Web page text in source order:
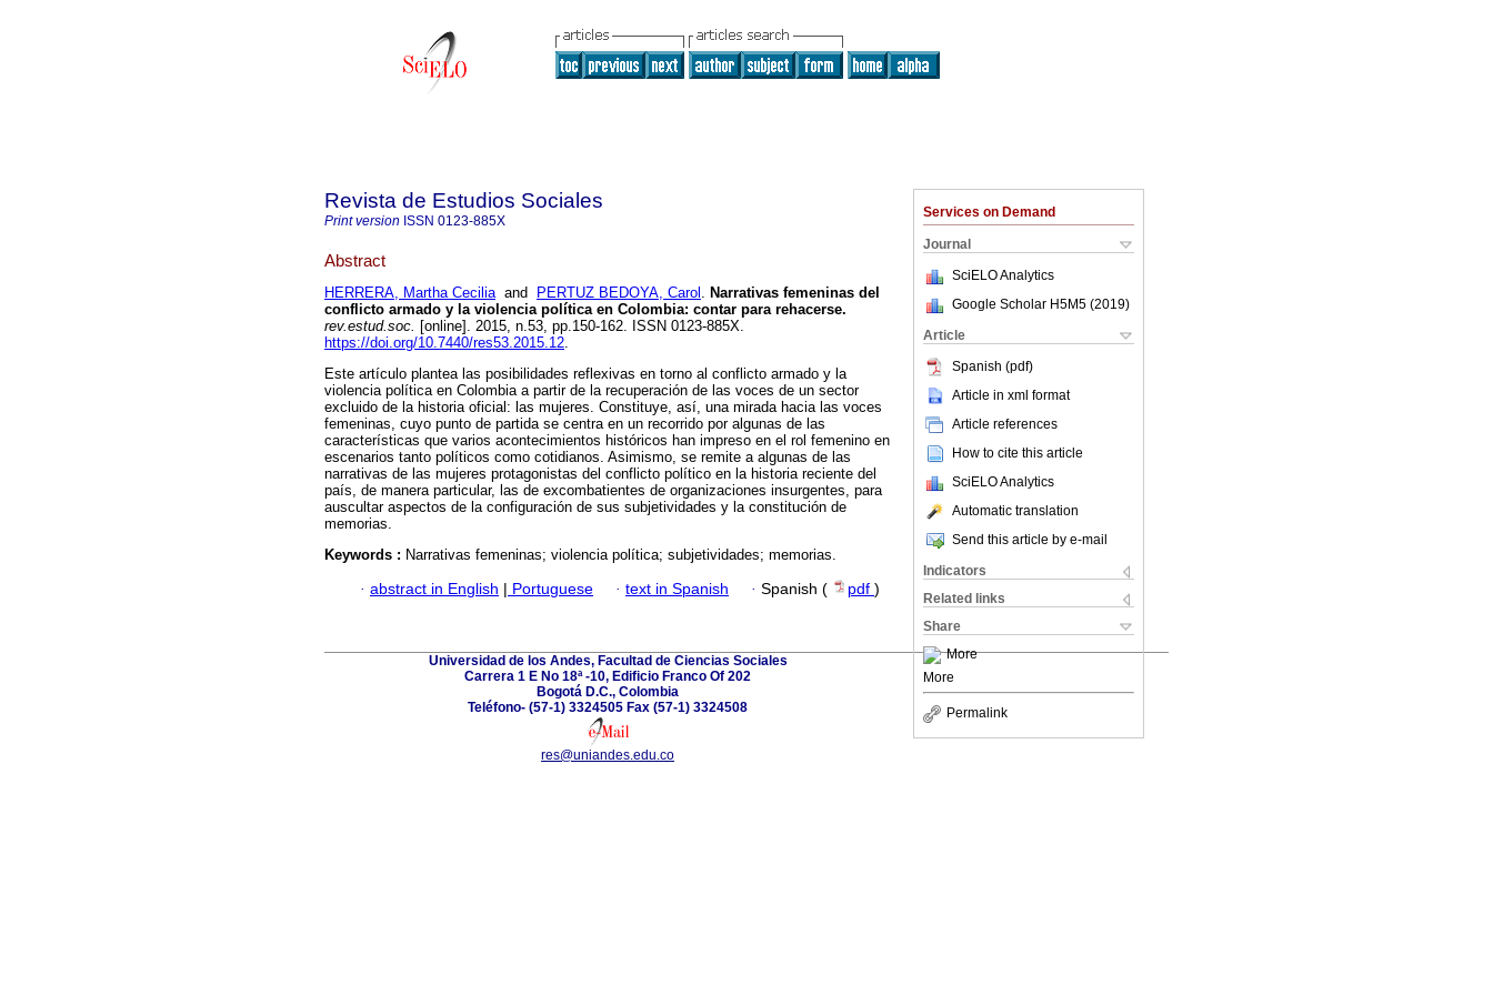
Services on Demand
Journal
SciELO Analytics
Google Scholar H5M5 (2019)
Article
Spanish (pdf)
Article in xml format
Article references
How to cite this article
SciELO Analytics
Automatic translation
Send this article by e-mail
Indicators
Related links
Share
More
More
Permalink
Revista de Estudios Sociales
Print version ISSN 0123-885X
Abstract
HERRERA, Martha Ceciliaand PERTUZ BEDOYA, Carol . Narrativas femeninas del
conflicto armado y la violencia política en Colombia: contar para rehacerse.
rev.estud.soc. [online]. 2015, n.53, pp.150-162. ISSN 0123-885X.
https://doi.org/10.7440/res53.2015.12.
Este artículo plantea las posibilidades reflexivas en torno al conflicto armado y la
violencia política en Colombia a partir de la recuperación de las voces de un sector
excluido de la historia oficial: las mujeres. Constituye, así, una mirada hacia las voces
femeninas, cuyo punto de partida se centra en un recorrido por algunas de las
características que varios acontecimientos históricos han impreso en el rol femenino en
escenarios tanto políticos como cotidianos. Asimismo, se remite a algunas de las
narrativas de las mujeres protagonistas del conflicto político en la historia reciente del
país, de manera particular, las de excombatientes de organizaciones insurgentes, para
auscultar aspectos de la configuración de sus subjetividades y la constitución de
memorias.
Keywords : Narrativas femeninas; violencia política; subjetividades; memorias.
· abstract in English | Portuguese · text in Spanish · Spanish ( pdf )
Universidad de los Andes, Facultad de Ciencias Sociales
Carrera 1 E No 18ª -10, Edificio Franco Of 202
Bogotá D.C., Colombia
Teléfono- (57-1) 3324505 Fax (57-1) 3324508
res@uniandes.edu.co